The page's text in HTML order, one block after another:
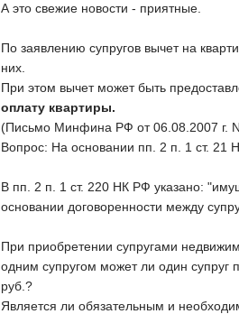
А это свежие новости - приятные.
По заявлению супругов вычет на
них.
При этом вычет может быть
оплату квартиры.
(Письмо Минфина РФ от 06.08.2007 г.
Вопрос: На основании пп. 2 п. 1 ст. 21
В пп. 2 п. 1 ст. 220 НК РФ указано:
основании договоренности между
При приобретении супругами
одним супругом может ли один
руб.?
Является ли обязательным и